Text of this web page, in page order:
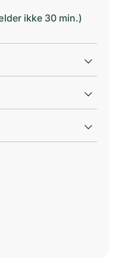
ikke 30 min.)